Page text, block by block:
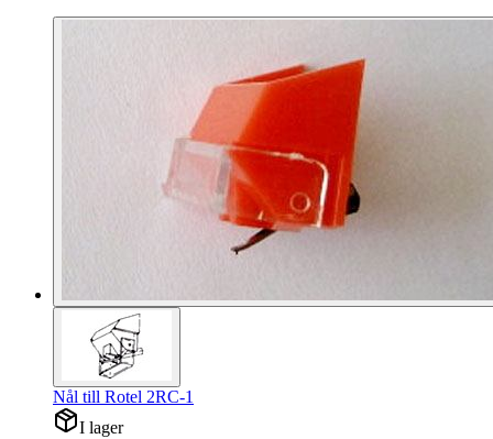
Nål till Rotel 2RC-1
I lager